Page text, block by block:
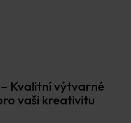
Kvalitní výtvarné
vaši kreativitu